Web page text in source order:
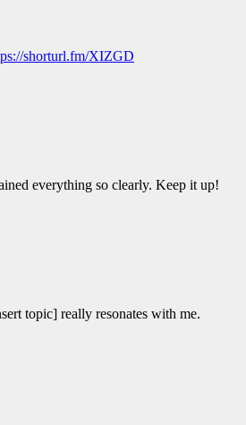
shorturl.fm/XIZGD
everything so clearly. Keep it up!
topic] really resonates with me.